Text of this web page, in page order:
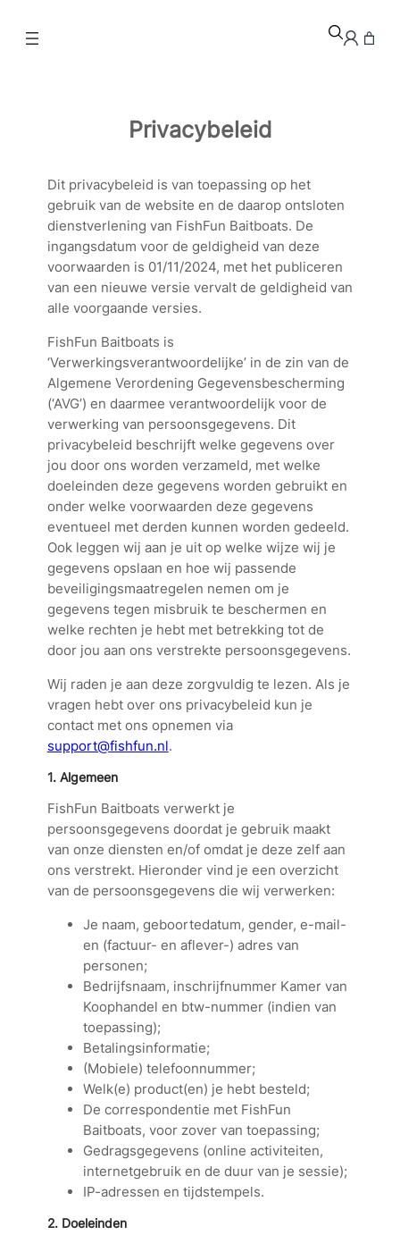
naar
Privacybeleid
Dit privacybeleid is van toepassing op het
gebruik van de website en de daarop ontsloten
dienstverlening van FishFun Baitboats. De
ingangsdatum voor de geldigheid van deze
voorwaarden is 01/11/2024, met het publiceren
van een nieuwe versie vervalt de geldigheid van
alle voorgaande versies.
FishFun Baitboats is
‘Verwerkingsverantwoordelijke’ in de zin van de
Algemene Verordening Gegevensbescherming
(‘AVG’) en daarmee verantwoordelijk voor de
verwerking van persoonsgegevens. Dit
privacybeleid beschrijft welke gegevens over
jou door ons worden verzameld, met welke
doeleinden deze gegevens worden gebruikt en
onder welke voorwaarden deze gegevens
eventueel met derden kunnen worden gedeeld.
Ook leggen wij aan je uit op welke wijze wij je
gegevens opslaan en hoe wij passende
beveiligingsmaatregelen nemen om je
gegevens tegen misbruik te beschermen en
welke rechten je hebt met betrekking tot de
door jou aan ons verstrekte persoonsgegevens.
Wij raden je aan deze zorgvuldig te lezen. Als je
vragen hebt over ons privacybeleid kun je
contact met ons opnemen via
support@fishfun.nl.
1. Algemeen
FishFun Baitboats verwerkt je
persoonsgegevens doordat je gebruik maakt
van onze diensten en/of omdat je deze zelf aan
ons verstrekt. Hieronder vind je een overzicht
van de persoonsgegevens die wij verwerken:
Je naam, geboortedatum, gender, e-mail-
en (factuur- en aflever-) adres van
personen;
Bedrijfsnaam, inschrijfnummer Kamer van
Koophandel en btw-nummer (indien van
toepassing);
Betalingsinformatie;
(Mobiele) telefoonnummer;
Welk(e) product(en) je hebt besteld;
De correspondentie met FishFun
Baitboats, voor zover van toepassing;
Gedragsgegevens (online activiteiten,
internetgebruik en de duur van je sessie);
IP-adressen en tijdstempels.
2. Doeleinden